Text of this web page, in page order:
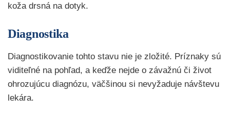
koža drsná na dotyk.
Diagnostika
Diagnostikovanie tohto stavu nie je zložité. Príznaky sú
viditeľné na pohľad, a keďže nejde o závažnú či život
ohrozujúcu diagnózu, väčšinou si nevyžaduje návštevu
lekára.